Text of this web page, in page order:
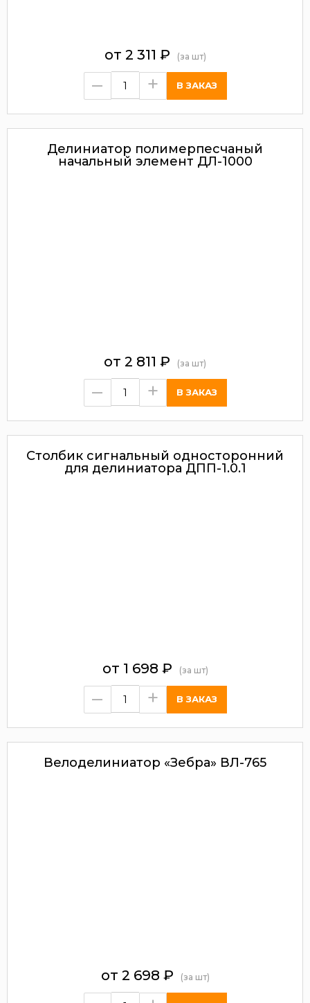
от 2 311 ₽ (за шт)
– +
Делиниатор полимерпесчаный
начальный элемент ДЛ-1000
от 2 811 ₽ (за шт)
– +
Столбик сигнальный односторонний
для делиниатора ДПП-1.0.1
от 1 698 ₽ (за шт)
– +
Велоделиниатор «Зебра» ВЛ-765
от 2 698 ₽ (за шт)